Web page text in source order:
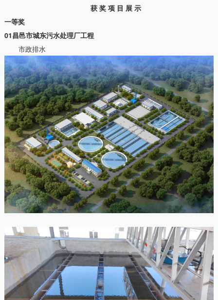
获 奖 项 目 展 示
一等奖
01昌邑市城东污水处理厂工程
市政排水